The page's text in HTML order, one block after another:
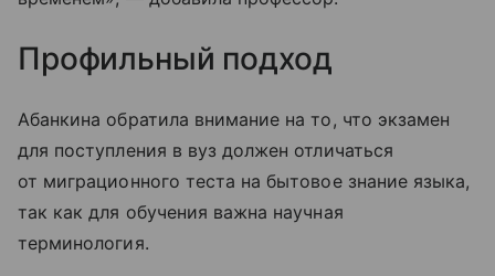
Профильный подход
Абанкина обратила внимание на то, что экзамен
для поступления в вуз должен отличаться
от миграционного теста на бытовое знание языка,
так как для обучения важна научная
терминология.